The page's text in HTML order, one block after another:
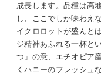
成長します。品種は高
し、ここでしか味わえ
イクロロットが盛んと
ジ精神あふれる一杯と
つ」の意、エチオピア
くハニーのフレッシュ